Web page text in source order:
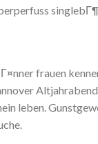
frauen
leben.